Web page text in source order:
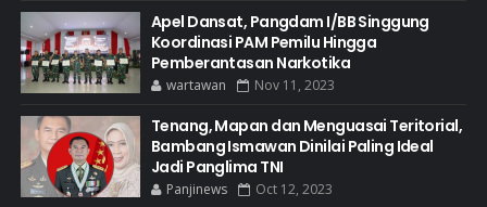
Apel Dansat, Pangdam I/BB Singgung
Koordinasi PAM Pemilu Hingga
Pemberantasan Narkotika
wartawan Nov 11, 2023
Tenang, Mapan dan Menguasai Teritorial,
Bambang Ismawan Dinilai Paling Ideal
Jadi Panglima TNI
Panjinews Oct 12, 2023